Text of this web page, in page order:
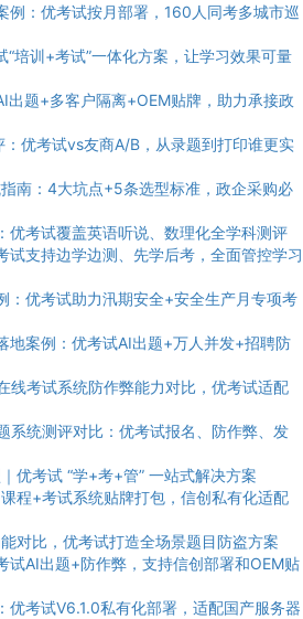
例：优考试按月部署，160人同考多城市巡
培训+考试”一体化方案，让学习效果可量
出题+多客户隔离+OEM贴牌，助力承接政
优考试vs友商A/B，从录题到打印谁更实
南：4大坑点+5条选型标准，政企采购必
优考试覆盖英语听说、数理化全学科测评
试支持边学边测、先学后考，全面管控学习
：优考试助力汛期安全+安全生产月专项考
地案例：优考试AI出题+万人并发+招聘防
线考试系统防作弊能力对比，优考试适配
系统测评对比：优考试报名、防作弊、发
优考试 “学+考+管” 一站式解决方案
程+考试系统贴牌打包，信创私有化适配
对比，优考试打造全场景题目防盗方案
试AI出题+防作弊，支持信创部署和OEM贴
优考试V6.1.0私有化部署，适配国产服务器